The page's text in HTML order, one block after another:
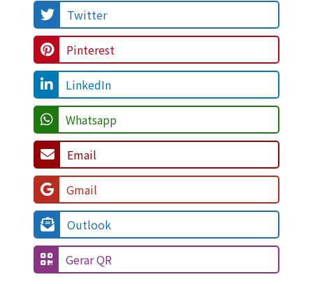
Twitter
Pinterest
LinkedIn
Whatsapp
Email
Gmail
Outlook
Gerar QR